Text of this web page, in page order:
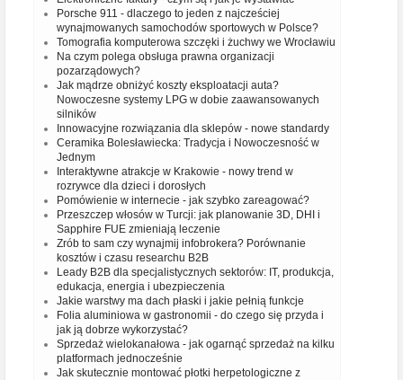
Porsche 911 - dlaczego to jeden z najcześciej
wynajmowanych samochodów sportowych w Polsce?
Tomografia komputerowa szczęki i żuchwy we Wrocławiu
Na czym polega obsługa prawna organizacji
pozarządowych?
Jak mądrze obniżyć koszty eksploatacji auta?
Nowoczesne systemy LPG w dobie zaawansowanych
silników
Innowacyjne rozwiązania dla sklepów - nowe standardy
Ceramika Bolesławiecka: Tradycja i Nowoczesność w
Jednym
Interaktywne atrakcje w Krakowie - nowy trend w
rozrywce dla dzieci i dorosłych
Pomówienie w internecie - jak szybko zareagować?
Przeszczep włosów w Turcji: jak planowanie 3D, DHI i
Sapphire FUE zmieniają leczenie
Zrób to sam czy wynajmij infobrokera? Porównanie
kosztów i czasu researchu B2B
Leady B2B dla specjalistycznych sektorów: IT, produkcja,
edukacja, energia i ubezpieczenia
Jakie warstwy ma dach płaski i jakie pełnią funkcje
Folia aluminiowa w gastronomii - do czego się przyda i
jak ją dobrze wykorzystać?
Sprzedaż wielokanałowa - jak ogarnąć sprzedaż na kilku
platformach jednocześnie
Jak skutecznie montować płotki herpetologiczne z